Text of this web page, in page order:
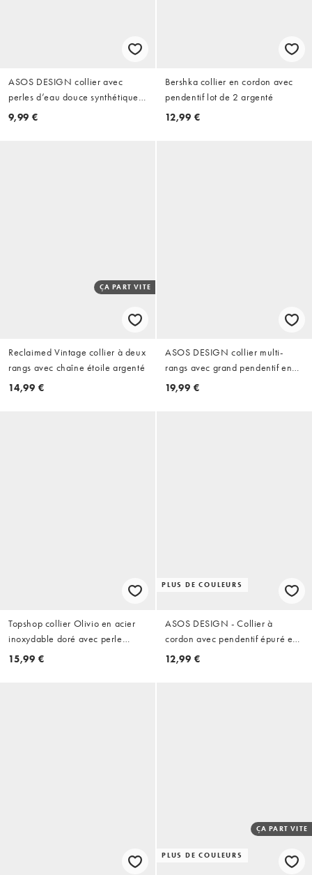
ASOS DESIGN collier avec
perles d’eau douce synthétiques
mélangées finition dorée
9,99 €
Bershka collier en cordon avec
pendentif lot de 2 argenté
12,99 €
ÇA PART VITE
Reclaimed Vintage collier à deux
rangs avec chaîne étoile argenté
14,99 €
ASOS DESIGN collier multi-
rangs avec grand pendentif en
résine bordeaux finition dorée
19,99 €
Topshop collier Olivio en acier
inoxydable doré avec perle
marron
15,99 €
PLUS DE COULEURS
ASOS DESIGN - Collier à
cordon avec pendentif épuré en
résine - Bordeaux
12,99 €
PLUS DE COULEURS
ÇA PART VITE